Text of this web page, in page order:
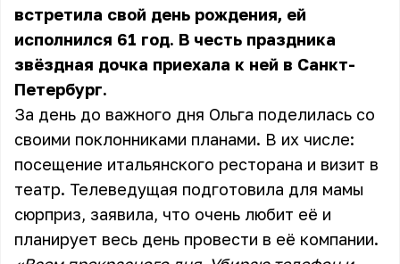
встретила свой день рождения, ей
исполнился 61 год. В честь праздника
звёздная дочка приехала к ней в Санкт-
Петербург.
За день до важного дня Ольга поделилась со
своими поклонниками планами. В их числе:
посещение итальянского ресторана и визит в
театр. Телеведущая подготовила для мамы
сюрприз, заявила, что очень любит её и
планирует весь день провести в её компании.